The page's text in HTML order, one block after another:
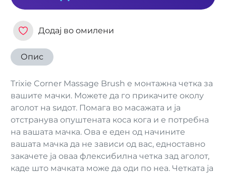
Додај во омилени
Опис
Trixie Corner Massage Brush е монтажна четка за
вашите мачки. Можете да го прикачите околу
аголот на ѕидот. Помага во масажата и ја
отстранува опуштената коса кога и е потребна
на вашата мачка. Ова е еден од начините
вашата мачка да не зависи од вас, едноставно
закачете ја оваа флексибилна четка зад аголот,
каде што мачката може да оди по неа. Четката ја